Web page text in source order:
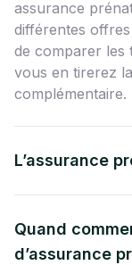
assurance
différentes
de comparer les
vous en tirerez
complémentaire.
L’assurance
Quand
d’assurance